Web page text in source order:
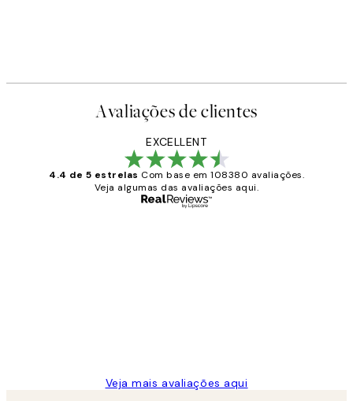
Avaliações de clientes
EXCELLENT
4.4 de 5 estrelas Com base em 108380 avaliações.
Veja algumas das avaliações aqui.
Veja mais avaliações aqui